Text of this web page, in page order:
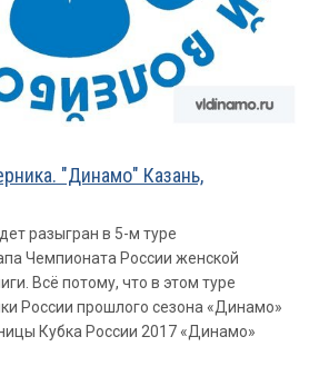
"Динамо" Казань,
разыгран в 5-м туре
Чемпионата России женской
Всё потому, что в этом туре
России прошлого сезона «Динамо»
Кубка России 2017 «Динамо»